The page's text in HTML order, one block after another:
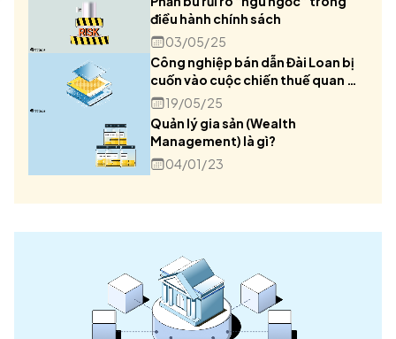
điều hành chính sách
03/05/25
Công nghiệp bán dẫn Đài Loan bị
cuốn vào cuộc chiến thuế quan Mỹ
- Trung
19/05/25
Quản lý gia sản (Wealth
Management) là gì?
04/01/23